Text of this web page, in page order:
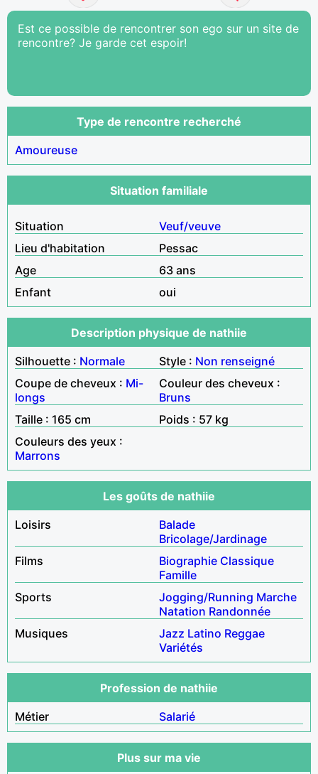
Est ce possible de rencontrer son ego sur un site de
rencontre? Je garde cet espoir!
Type de rencontre recherché
Amoureuse
Situation familiale
Situation
Veuf/veuve
Lieu d'habitation
Pessac
Age
63 ans
Enfant
oui
Description physique de nathiie
Silhouette : Normale Style : Non renseigné
Coupe de cheveux : Mi-
longs
Couleur des cheveux :
Bruns
Taille : 165 cm
Poids : 57 kg
Couleurs des yeux :
Marrons
Les goûts de nathiie
Loisirs
Balade
Bricolage/Jardinage
Films
Biographie Classique
Famille
Sports
Jogging/Running Marche
Natation Randonnée
Musiques
Jazz Latino Reggae
Variétés
Profession de nathiie
Métier
Salarié
Plus sur ma vie